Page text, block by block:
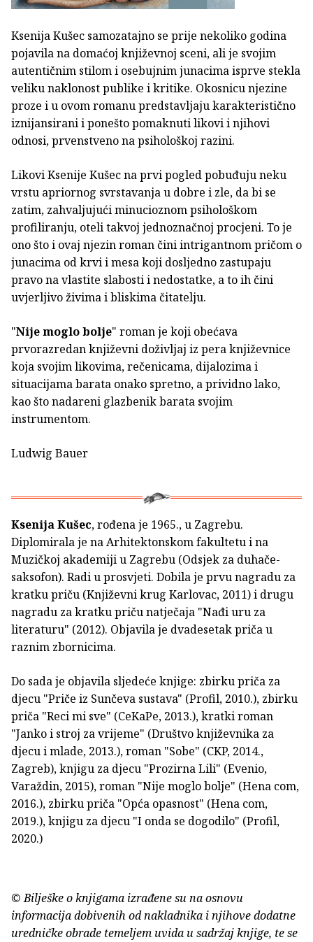
Ksenija Kušec samozatajno se prije nekoliko godina
pojavila na domaćoj književnoj sceni, ali je svojim
autentičnim stilom i osebujnim junacima isprve stekla
veliku naklonost publike i kritike. Okosnicu njezine
proze i u ovom romanu predstavljaju karakteristično
iznijansirani i ponešto pomaknuti likovi i njihovi
odnosi, prvenstveno na psihološkoj razini.
Likovi Ksenije Kušec na prvi pogled pobuđuju neku
vrstu apriornog svrstavanja u dobre i zle, da bi se
zatim, zahvaljujući minucioznom psihološkom
profiliranju, oteli takvoj jednoznačnoj procjeni. To je
ono što i ovaj njezin roman čini intrigantnom pričom o
junacima od krvi i mesa koji dosljedno zastupaju
pravo na vlastite slabosti i nedostatke, a to ih čini
uvjerljivo živima i bliskima čitatelju.
"Nije moglo bolje" roman je koji obećava
prvorazredan književni doživljaj iz pera književnice
koja svojim likovima, rečenicama, dijalozima i
situacijama barata onako spretno, a prividno lako,
kao što nadareni glazbenik barata svojim
instrumentom.
Ludwig Bauer
Ksenija Kušec, rođena je 1965., u Zagrebu.
Diplomirala je na Arhitektonskom fakultetu i na
Muzičkoj akademiji u Zagrebu (Odsjek za duhače-
saksofon). Radi u prosvjeti. Dobila je prvu nagradu za
kratku priču (Književni krug Karlovac, 2011) i drugu
nagradu za kratku priču natječaja "Nađi uru za
literaturu" (2012). Objavila je dvadesetak priča u
raznim zbornicima.
Do sada je objavila sljedeće knjige: zbirku priča za
djecu "Priče iz Sunčeva sustava" (Profil, 2010.), zbirku
priča "Reci mi sve" (CeKaPe, 2013.), kratki roman
"Janko i stroj za vrijeme" (Društvo književnika za
djecu i mlade, 2013.), roman "Sobe" (CKP, 2014.,
Zagreb), knjigu za djecu "Prozirna Lili" (Evenio,
Varaždin, 2015), roman "Nije moglo bolje" (Hena com,
2016.), zbirku priča "Opća opasnost" (Hena com,
2019.), knjigu za djecu "I onda se dogodilo" (Profil,
2020.)
© Bilješke o knjigama izrađene su na osnovu
informacija dobivenih od nakladnika i njihove dodatne
uredničke obrade temeljem uvida u sadržaj knjige, te se